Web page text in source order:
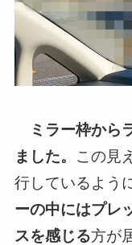
ミラー枠から
ました。 この見
行しているよう
ーの中にはプレ
スを感じる方が